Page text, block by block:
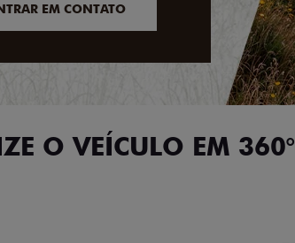
EM CONTATO
O VEÍCULO EM 360°